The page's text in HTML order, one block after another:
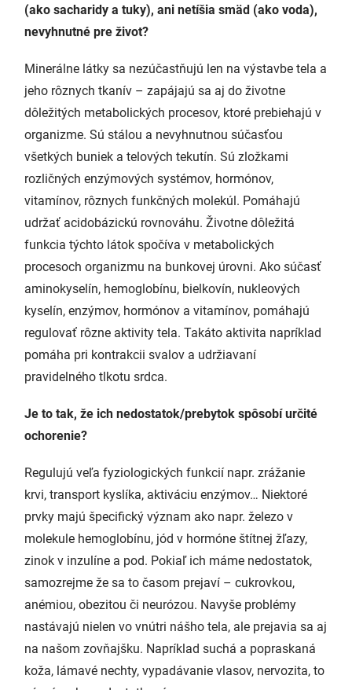
(ako sacharidy a tuky), ani netíšia smäd (ako voda),
nevyhnutné pre život?
Minerálne látky sa nezúčastňujú len na výstavbe tela a
jeho rôznych tkanív – zapájajú sa aj do životne
dôležitých metabolických procesov, ktoré prebiehajú v
organizme. Sú stálou a nevyhnutnou súčasťou
všetkých buniek a telových tekutín. Sú zložkami
rozličných enzýmových systémov, hormónov,
vitamínov, rôznych funkčných molekúl. Pomáhajú
udržať acidobázickú rovnováhu. Životne dôležitá
funkcia týchto látok spočíva v metabolických
procesoch organizmu na bunkovej úrovni. Ako súčasť
aminokyselín, hemoglobínu, bielkovín, nukleových
kyselín, enzýmov, hormónov a vitamínov, pomáhajú
regulovať rôzne aktivity tela. Takáto aktivita napríklad
pomáha pri kontrakcii svalov a udržiavaní
pravidelného tlkotu srdca.
Je to tak, že ich nedostatok/prebytok spôsobí určité
ochorenie?
Regulujú veľa fyziologických funkcií napr. zrážanie
krvi, transport kyslíka, aktiváciu enzýmov… Niektoré
prvky majú špecifický význam ako napr. železo v
molekule hemoglobínu, jód v hormóne štítnej žľazy,
zinok v inzulíne a pod. Pokiaľ ich máme nedostatok,
samozrejme že sa to časom prejaví – cukrovkou,
anémiou, obezitou či neurózou. Navyše problémy
nastávajú nielen vo vnútri nášho tela, ale prejavia sa aj
na našom zovňajšku. Napríklad suchá a popraskaná
koža, lámavé nechty, vypadávanie vlasov, nervozita, to